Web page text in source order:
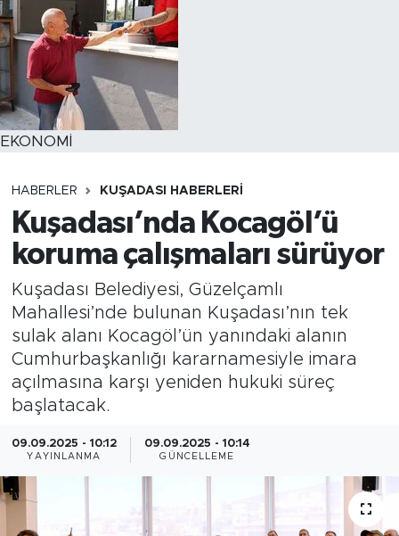
EKONOMİ
HABERLER KUŞADASI HABERLERI
Kuşadası’nda Kocagöl’ü
koruma çalışmaları sürüyor
Kuşadası Belediyesi, Güzelçamlı
Mahallesi’nde bulunan Kuşadası’nın tek
sulak alanı Kocagöl’ün yanındaki alanın
Cumhurbaşkanlığı kararnamesiyle imara
açılmasına karşı yeniden hukuki süreç
başlatacak.
09.09.2025 - 10:12
YAYINLANMA
09.09.2025 - 10:14
GÜNCELLEME